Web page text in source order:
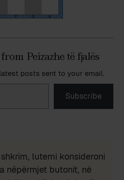
Peizazhe të fjalës
posts sent to your email.
Subscribe
lutemi konsideroni
nëpërmjet butonit, në